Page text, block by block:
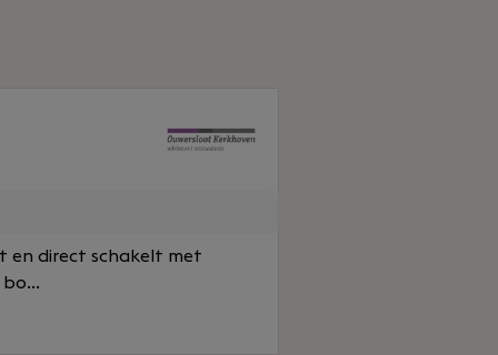
en direct schakelt met